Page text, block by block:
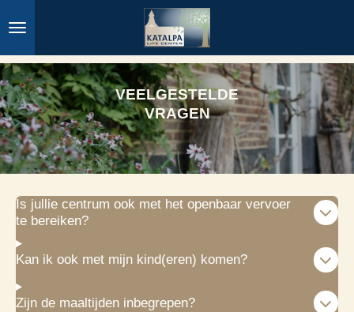
direct
de
hoofdinhoud
VEELGESTELDE
VRAGEN
Is jullie centrum ook met het openbaar vervoer
te bereiken?
Kan ik ook met mijn kind(eren) komen?
Zijn de maaltijden inbegrepen?